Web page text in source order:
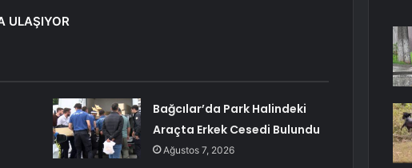
ULAŞIYOR
Bağcılar’da Park Halindeki
Araçta Erkek Cesedi Bulundu
Ağustos 7, 2026